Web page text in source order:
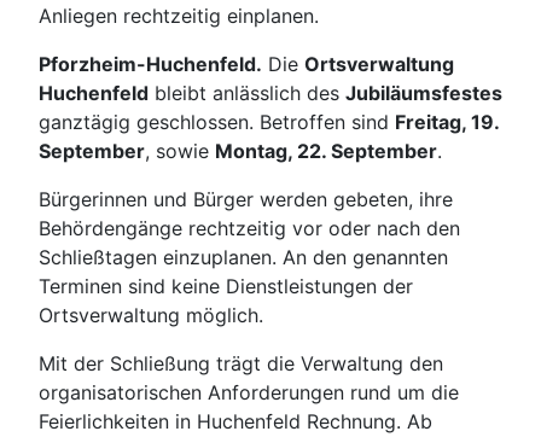
Anliegen rechtzeitig einplanen.
Pforzheim-Huchenfeld. Die Ortsverwaltung
Huchenfeld bleibt anlässlich des Jubiläumsfestes
ganztägig geschlossen. Betroffen sind Freitag, 19.
September, sowie Montag, 22. September.
Bürgerinnen und Bürger werden gebeten, ihre
Behördengänge rechtzeitig vor oder nach den
Schließtagen einzuplanen. An den genannten
Terminen sind keine Dienstleistungen der
Ortsverwaltung möglich.
Mit der Schließung trägt die Verwaltung den
organisatorischen Anforderungen rund um die
Feierlichkeiten in Huchenfeld Rechnung. Ab